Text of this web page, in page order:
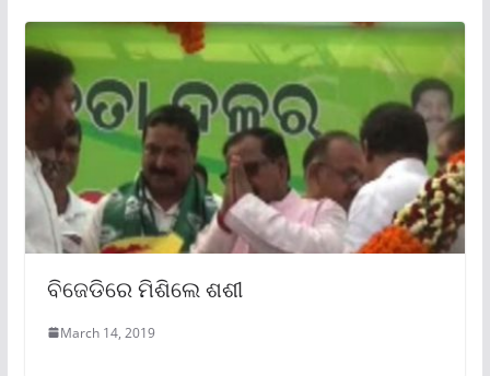
ବିଜେଡିରେ ମିଶିଲେ ଶଶୀ
March 14, 2019